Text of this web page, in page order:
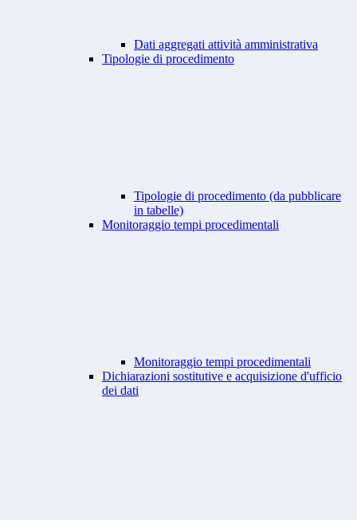
Dati aggregati attività amministrativa
Tipologie di procedimento
Tipologie di procedimento (da pubblicare
in tabelle)
Monitoraggio tempi procedimentali
Monitoraggio tempi procedimentali
Dichiarazioni sostitutive e acquisizione d'ufficio
dei dati